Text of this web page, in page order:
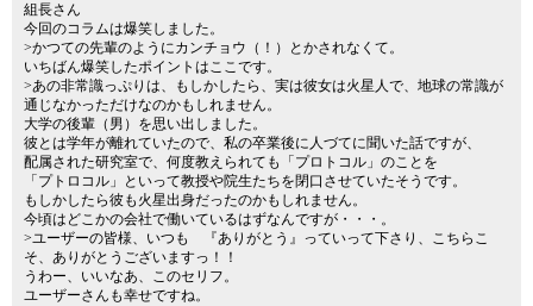
組長さん
今回のコラムは爆笑しました。
>かつての先輩のようにカンチョウ（！）とかされなくて。
いちばん爆笑したポイントはここです。
>あの非常識っぷりは、もしかしたら、実は彼女は火星人で、地球の常識が
通じなかっただけなのかもしれません。
大学の後輩（男）を思い出しました。
彼とは学年が離れていたので、私の卒業後に人づてに聞いた話ですが、
配属された研究室で、何度教えられても「プロトコル」のことを
「プトロコル」といって教授や院生たちを閉口させていたそうです。
もしかしたら彼も火星出身だったのかもしれません。
今頃はどこかの会社で働いているはずなんですが・・・。
>ユーザーの皆様、いつも 『ありがとう』っていって下さり、こちらこ
そ、ありがとうございますっ！！
うわー、いいなあ、このセリフ。
ユーザーさんも幸せですね。